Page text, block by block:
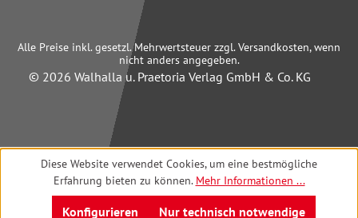
Alle Preise inkl. gesetzl. Mehrwertsteuer zzgl. Versandkosten, wenn
nicht anders angegeben.
© 2026 Walhalla u. Praetoria Verlag GmbH & Co. KG
Diese Website verwendet Cookies, um eine bestmögliche
Erfahrung bieten zu können. Mehr Informationen ...
Nur technisch notwendige
Konfigurieren